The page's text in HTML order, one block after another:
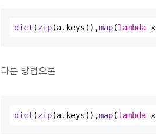
dict (zip(a.keys(),map(lambda
다른 방법으론
dict (zip(a.keys(),map(lambda